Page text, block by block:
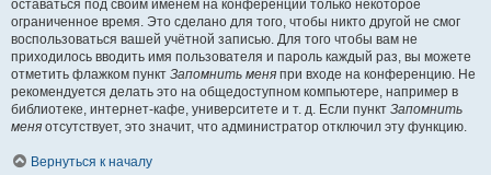
оставаться под своим именем на конференции только некоторое
ограниченное время. Это сделано для того, чтобы никто другой не смог
воспользоваться вашей учётной записью. Для того чтобы вам не
приходилось вводить имя пользователя и пароль каждый раз, вы можете
отметить флажком пункт Запомнить меня при входе на конференцию. Не
рекомендуется делать это на общедоступном компьютере, например в
библиотеке, интернет-кафе, университете и т. д. Если пункт Запомнить
меня отсутствует, это значит, что администратор отключил эту функцию.
Вернуться к началу